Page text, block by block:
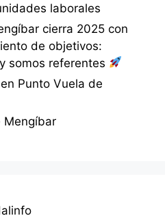
laborales
cierra 2025 con
de objetivos:
somos referentes
Punto Vuela de
Mengíbar